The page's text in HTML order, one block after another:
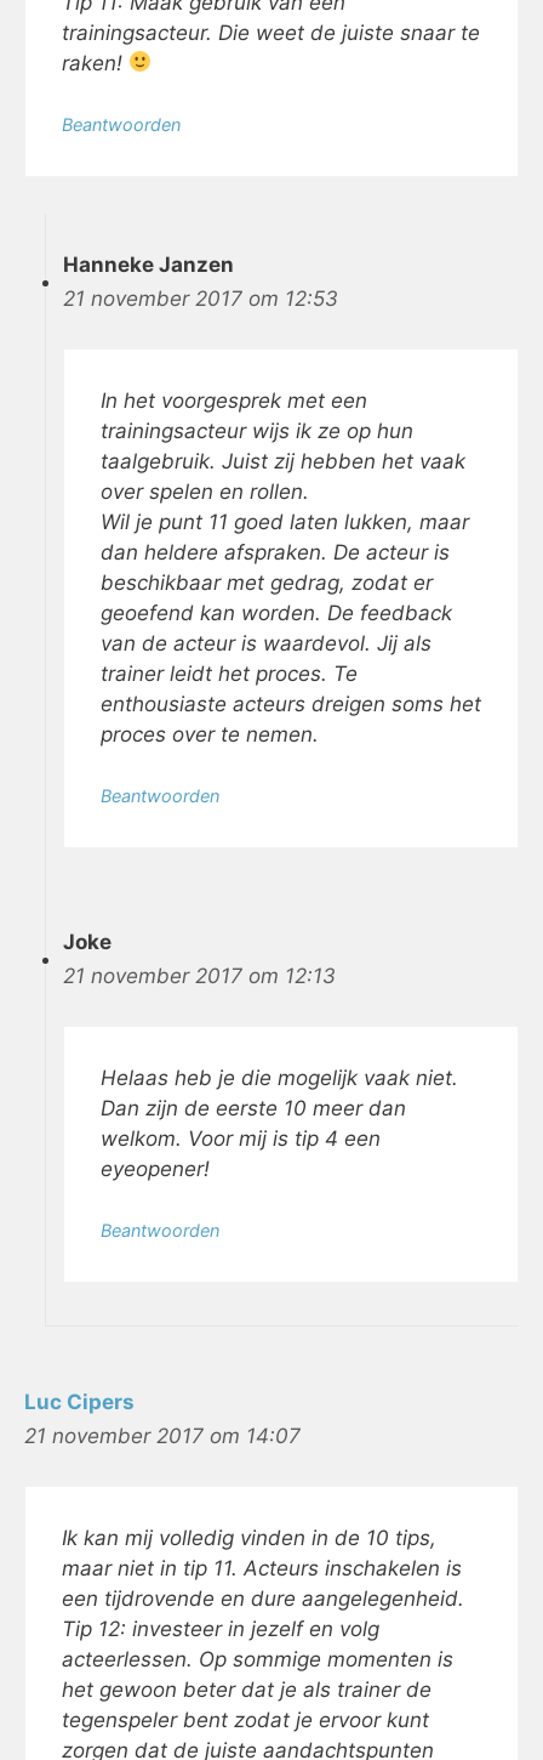
trainingsacteur. Die weet de juiste snaar te
raken!
Beantwoorden
Hanneke Janzen
21 november 2017 om 12:53
In het voorgesprek met een
trainingsacteur wijs ik ze op hun
taalgebruik. Juist zij hebben het vaak
over spelen en rollen.
Wil je punt 11 goed laten lukken, maar
dan heldere afspraken. De acteur is
beschikbaar met gedrag, zodat er
geoefend kan worden. De feedback
van de acteur is waardevol. Jij als
trainer leidt het proces. Te
enthousiaste acteurs dreigen soms het
proces over te nemen.
Beantwoorden
Joke
21 november 2017 om 12:13
Helaas heb je die mogelijk vaak niet.
Dan zijn de eerste 10 meer dan
welkom. Voor mij is tip 4 een
eyeopener!
Beantwoorden
Luc Cipers
21 november 2017 om 14:07
Ik kan mij volledig vinden in de 10 tips,
maar niet in tip 11. Acteurs inschakelen is
een tijdrovende en dure aangelegenheid.
Tip 12: investeer in jezelf en volg
acteerlessen. Op sommige momenten is
het gewoon beter dat je als trainer de
tegenspeler bent zodat je ervoor kunt
zorgen dat de juiste aandachtspunten